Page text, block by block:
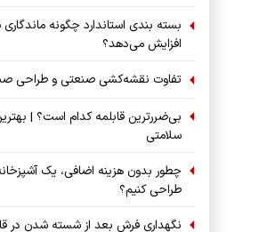
بسته‌ بندی استاندارد چگونه
افزایش می‌دهد؟
تفاوت نقشه‌کشی صنعتی و طراحی
بی‌ضررترین قابلمه کدام است؟ |
سلامتی
چطور بدون هزینه اضافی، یک
طراحی کنیم؟
نگهداری فرش بعد از شسته شدن در